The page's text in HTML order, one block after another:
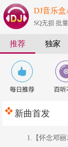
DJ音乐盒
SQ无损 批
推荐 独家
新曲首发
1.【怀念邓丽